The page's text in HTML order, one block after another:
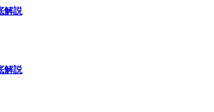
解説
解説